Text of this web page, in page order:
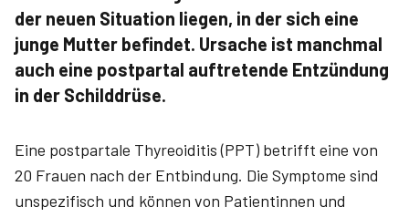
der neuen Situation liegen, in der sich eine
junge Mutter befindet. Ursache ist manchmal
auch eine postpartal auftretende Entzündung
in der Schilddrüse.
Eine postpartale Thyreoiditis (PPT) betrifft eine von
20 Frauen nach der Entbindung. Die Symptome sind
unspezifisch und können von Patientinnen und